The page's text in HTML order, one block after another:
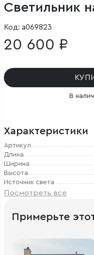
Код: a069823
20 600 ₽
В
Характеристики
Артикул
Длина
Ширина
Высота
Источник света
Посмотреть все
Примерьте